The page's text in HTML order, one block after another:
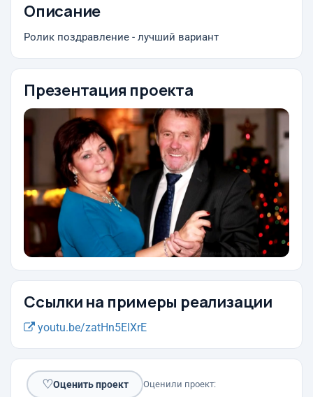
Описание
Ролик поздравление - лучший вариант
Презентация проекта
Ссылки на примеры реализации
youtu.be/zatHn5ElXrE
♡Оценить проект Оценили проект: